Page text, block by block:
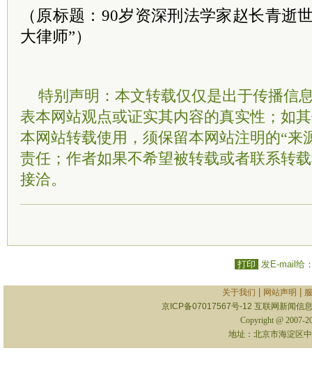
（原标题：90岁资深刑法学家赵长青逝
大律师”）
特别声明：本文转载仅仅是出于传播信
表本网站观点或证实其内容的真实性；如
本网站转载使用，须保留本网站注明的“来
责任；作者如果不希望被转载或者联系转
接洽。
打印 发E-mail给
关于我们 网站声明
京ICP备07017567号-12 互联网新闻信
Copyright @ 2007-
地址：北京市海淀区